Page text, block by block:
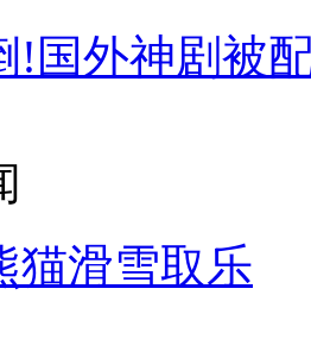
!国外神剧被
猫滑雪取乐